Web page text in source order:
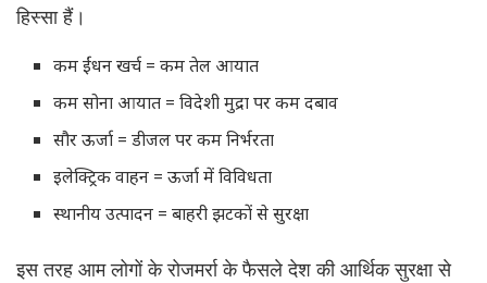
हिस्सा हैं।
कम ईंधन खर्च = कम तेल आयात
कम सोना आयात = विदेशी मुद्रा पर कम दबाव
सौर ऊर्जा = डीजल पर कम निर्भरता
इलेक्ट्रिक वाहन = ऊर्जा में विविधता
स्थानीय उत्पादन = बाहरी झटकों से सुरक्षा
इस तरह आम लोगों के रोजमर्रा के फैसले देश की आर्थिक सुरक्षा से